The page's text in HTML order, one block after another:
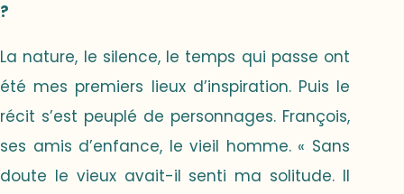
?
La nature, le silence, le temps qui passe ont
été mes premiers lieux d’inspiration. Puis le
récit s’est peuplé de personnages. François,
ses amis d’enfance, le vieil homme. « Sans
doute le vieux avait-il senti ma solitude. Il